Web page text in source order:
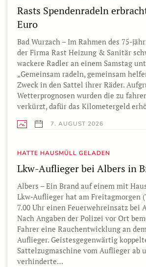
Rasts Spendenradeln
Euro
Bad Wurzach – Im Rahmen des 75-
der Firma Rast Heizung & Sanitär
wackere Radler an einem Samstag
„Gemeinsam radeln, gemeinsam
Zweck in den Sattel ihrer Räder.
Wetterprognosen wurden die zu
verkürzt, dafür das Kilometergeld
7. AUGUST 2026
HATTE HAUSMÜLL GELADEN
Lkw-Auflieger bei Albers in
Albers – Ein Brand auf einem mit
Lkw-Auflieger hat am Freitagmorgen
7.00 Uhr einen Feuerwehreinsatz bei
Nach Angaben der Polizei vor Ort
Fahrer eine Rauchentwicklung an
Auflieger. Geistesgegenwärtig
Sattelzugmaschine vom Auflieger ab
verhinderte…